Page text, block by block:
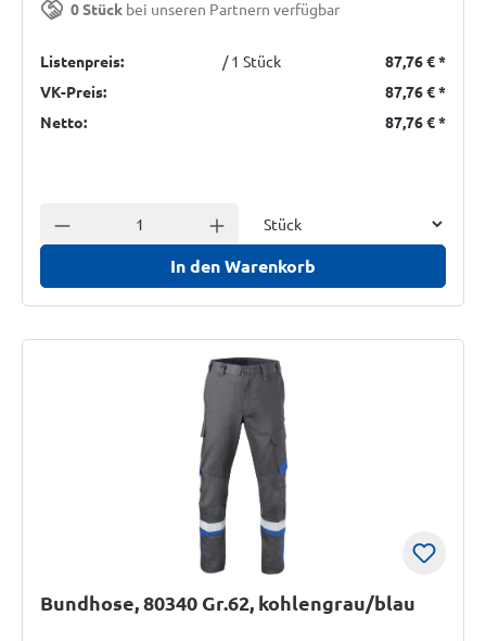
0 Stück bei unseren Partnern verfügbar
Listenpreis: / 1 Stück 87,76 €*
VK-Preis:
87,76 €*
Netto:
87,76 €*
Anzahl verringern Anzahl erhöhen
In den Warenkorb
Bundhose, 80340 Gr.62, kohlengrau/blau